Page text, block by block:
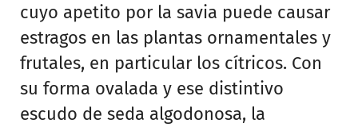
cuyo apetito por la savia puede causar
estragos en las plantas ornamentales y
frutales, en particular los cítricos. Con
su forma ovalada y ese distintivo
escudo de seda algodonosa, la